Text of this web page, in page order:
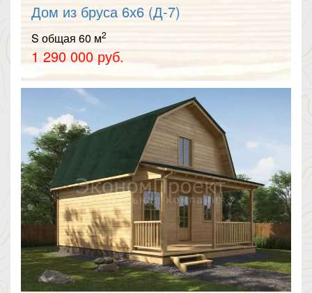
Дом из бруса 6х6 (Д-7)
S общая 60 м2
1 290 000 руб.